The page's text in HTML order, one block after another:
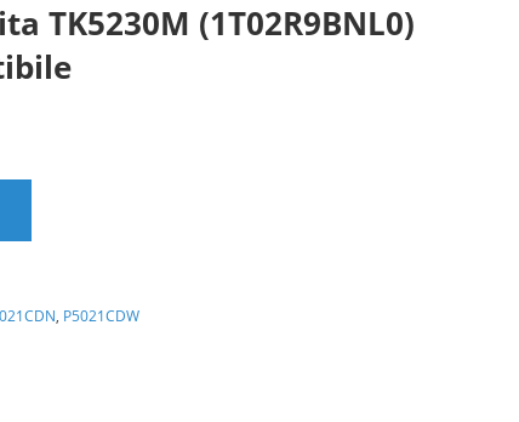
TK5230M (1T02R9BNL0)
, P5021CDW